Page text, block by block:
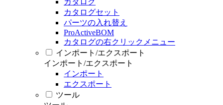
カタログ
カタログセット
パーツの入れ替え
ProActiveBOM
カタログの右クリックメニュー
インポート/エクスポート
インポート/エクスポート
インポート
エクスポート
ツール